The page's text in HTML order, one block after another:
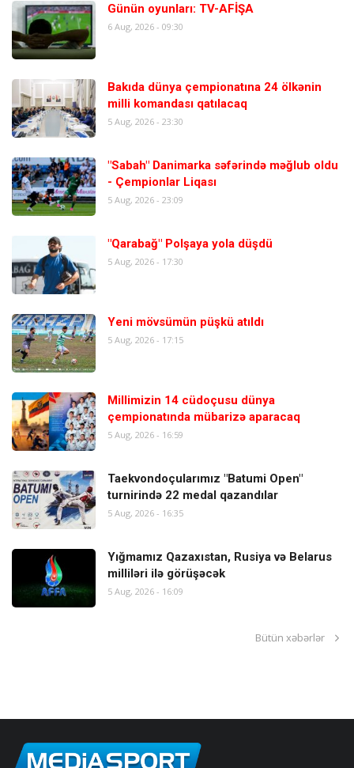
Günün oyunları: TV-AFİŞA
6 Aug, 2026 - 09:30
Bakıda dünya çempionatına 24 ölkənin
milli komandası qatılacaq
5 Aug, 2026 - 23:30
"Sabah" Danimarka səfərində məğlub oldu
- Çempionlar Liqası
5 Aug, 2026 - 23:09
"Qarabağ" Polşaya yola düşdü
5 Aug, 2026 - 17:30
Yeni mövsümün püşkü atıldı
5 Aug, 2026 - 17:15
Millimizin 14 cüdoçusu dünya
çempionatında mübarizə aparacaq
5 Aug, 2026 - 16:59
Taekvondoçularımız "Batumi Open"
turnirində 22 medal qazandılar
5 Aug, 2026 - 16:35
Yığmamız Qazaxıstan, Rusiya və Belarus
milliləri ilə görüşəcək
5 Aug, 2026 - 16:09
Bütün xəbərlər